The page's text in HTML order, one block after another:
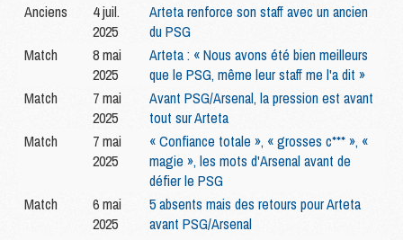
Anciens
4 juil.
2025
Arteta renforce son staff avec un ancien
du PSG
Match
8 mai
2025
Arteta : « Nous avons été bien meilleurs
que le PSG, même leur staff me l'a dit »
Match
7 mai
2025
Avant PSG/Arsenal, la pression est avant
tout sur Arteta
Match
7 mai
2025
« Confiance totale », « grosses c*** », «
magie », les mots d'Arsenal avant de
défier le PSG
Match
6 mai
2025
5 absents mais des retours pour Arteta
avant PSG/Arsenal